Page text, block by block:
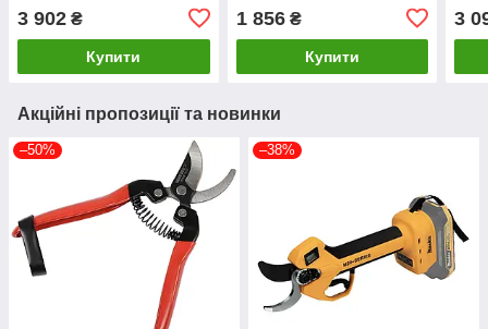
3 902 ₴
Купити
1 856₴
Купити
3
Акційні пропозиції та новинки
–50% –38%